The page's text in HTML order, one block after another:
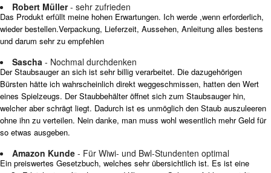
Robert Müller- sehr zufrieden
Das Produkt erfüllt meine hohen Erwartungen. Ich werde ,wenn erforderlich,
wieder bestellen.Verpackung, Lieferzeit, Aussehen, Anleitung alles bestens
und darum sehr zu empfehlen
Sascha - Nochmal durchdenken
Der Staubsauger an sich ist sehr billig verarbeitet. Die dazugehörigen
Bürsten hätte ich wahrscheinlich direkt weggeschmissen, hatten den Wert
eines Spielzeugs. Der Staubbehälter öffnet sich zum Staubsauger hin,
welcher aber schrägt liegt. Dadurch ist es unmöglich den Staub auszuleeren
ohne ihn zu verteilen. Nein danke, man muss wohl wesentlich mehr Geld für
so etwas ausgeben.
Amazon Kunde - Für Wiwi- und Bwl-Stundenten optimal
Ein preiswertes Gesetzbuch, welches sehr übersichtlich ist. Es ist eine